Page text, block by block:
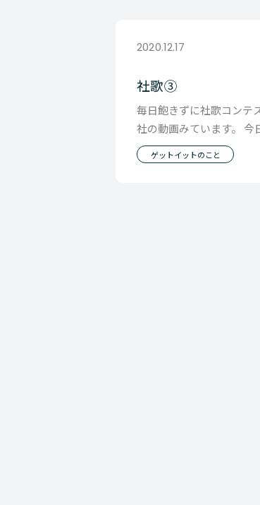
2020.12.17
社歌③
毎日飽きずに社歌コンテ
社の動画みています。 今
たのは「千代田設備」 素
な歌声 なん
ゲットイットのこと